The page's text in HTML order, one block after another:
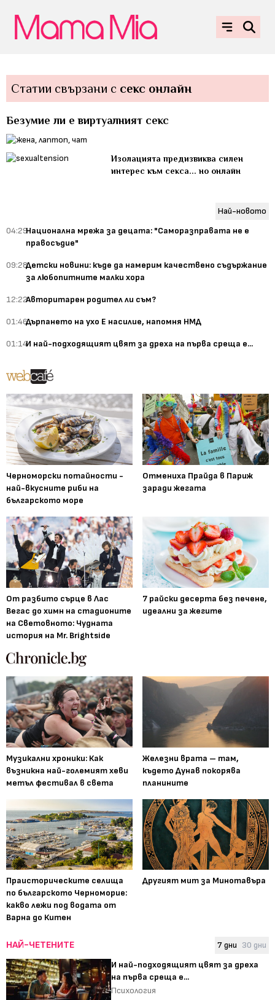
Статии свързани с секс онлайн
Безумие ли е виртуалният секс
Изолацията предизвиква силен
интерес към сексa... но онлайн
Най-новото
04:29Национална мрежа за децата: "Саморазправата не е
правосъдие"
09:28Детски новини: къде да намерим качествено съдържание
за любопитните малки хора
12:22Авторитарен родител ли съм?
01:46Дърпането на ухо Е насилие, напомня НМД
01:14И най-подходящият цвят за дреха на първа среща е...
Черноморски потайности -
най-вкусните риби на
българското море
Отмениха Прайда в Париж
заради жегата
От разбито сърце в Лас
Вегас до химн на стадионите
на Световното: Чудната
история на Mr. Brightside
7 райски десерта без печене,
идеални за жегите
Музикални хроники: Как
възникна най-големият хеви
метъл фестивал в света
Железни врата – там,
където Дунав покорява
планините
Праисторическите селища
по българското Черноморие:
какво лежи под водата от
Варна до Китен
Другият мит за Минотавъра
НАЙ-ЧЕТЕНИТЕ 7 дни 30 дни
И най-подходящият цвят за дреха
на първа среща е...
Психология